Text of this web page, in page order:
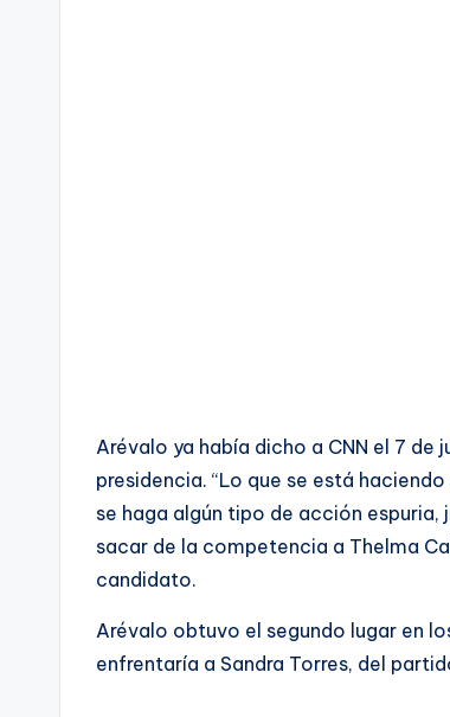
Arévalo ya había dicho a CNN el 7 de
presidencia. “Lo que se está
se haga algún tipo de acción
sacar de la competencia a Thelma
candidato.
Arévalo obtuvo el segundo lugar en
enfrentaría a Sandra Torres, del